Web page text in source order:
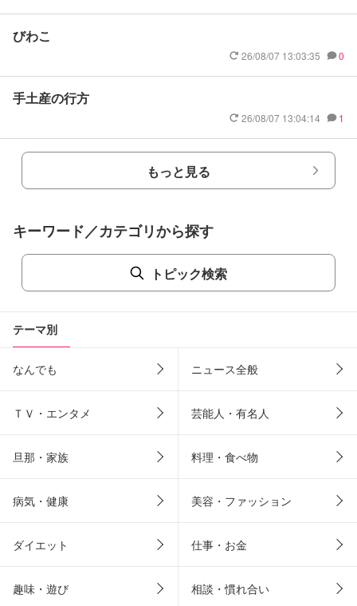
びわこ
26/08/07 13:03:35 0
手土産の行方
26/08/07 13:04:14 1
もっと見る
キーワード／カテゴリから探す
トピック検索
テーマ別
なんでも ニュース全般
ＴＶ・エンタメ 芸能人・有名人
旦那・家族 料理・食べ物
病気・健康 美容・ファッション
ダイエット 仕事・お金
趣味・遊び 相談・慣れ合い